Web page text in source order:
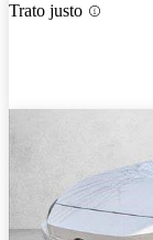
Trato justo